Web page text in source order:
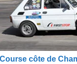
Course côte de